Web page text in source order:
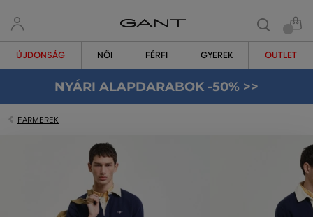
ÚJDONSÁG NŐI FÉRFI GYEREK OUTLET
NYÁRI ALAPDARABOK -50% >>
FARMEREK